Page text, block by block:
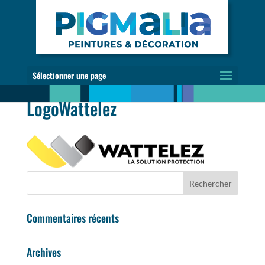
Sélectionner une page
LogoWattelez
Commentaires récents
Archives